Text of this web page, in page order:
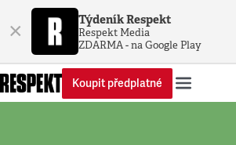
× Týdeník Respekt
Respekt Media
ZDARMA - na Google Play
Koupit předplatné